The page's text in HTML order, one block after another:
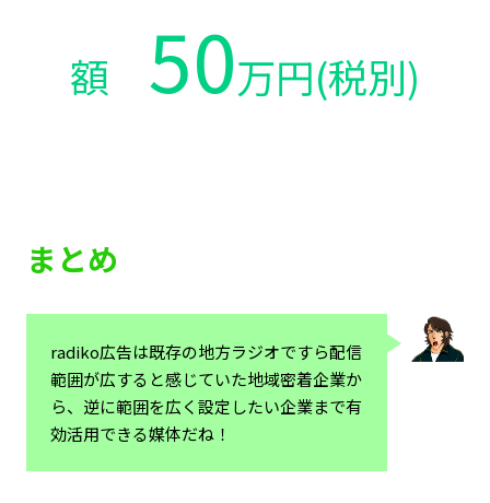
額 50万円(税別)
まとめ
radiko広告は既存の地方ラジオですら配信
範囲が広すると感じていた地域密着企業か
ら、逆に範囲を広く設定したい企業まで有
効活用できる媒体だね！